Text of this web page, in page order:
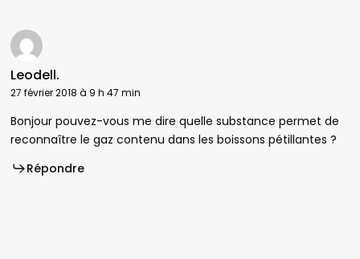
Leodell.
27 février 2018 à 9 h 47 min
Bonjour pouvez-vous me dire quelle substance permet de
reconnaître le gaz contenu dans les boissons pétillantes ?
Répondre